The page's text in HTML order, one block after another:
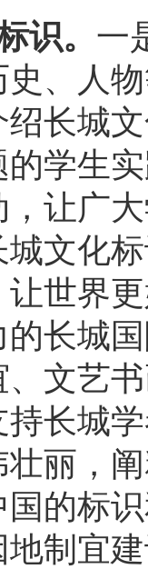
识。 一
、人
长城
学生
让广
文化
世界
长城
文艺
长城
丽，
的标
制宜